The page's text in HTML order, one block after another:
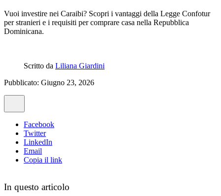
Vuoi investire nei Caraibi? Scopri i vantaggi della Legge Confotur
per stranieri e i requisiti per comprare casa nella Repubblica
Dominicana.
Scritto da Liliana Giardini
Pubblicato: Giugno 23, 2026
Facebook
Twitter
LinkedIn
Email
Copia il link
In questo articolo